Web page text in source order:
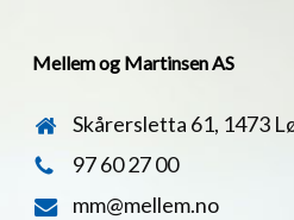
Mellem og Martinsen AS
Skårersletta 61, 1473
97 60 27 00
mm@mellem.no